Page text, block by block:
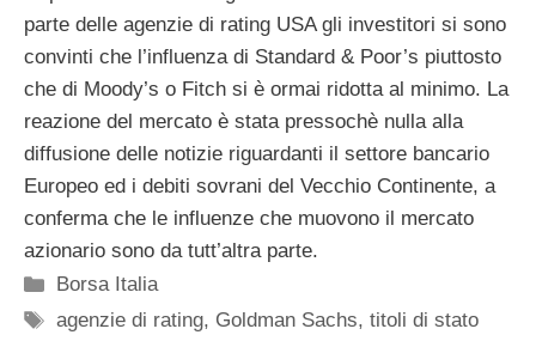
parte delle agenzie di rating USA gli investitori si sono
convinti che l’influenza di Standard & Poor’s piuttosto
che di Moody’s o Fitch si è ormai ridotta al minimo. La
reazione del mercato è stata pressochè nulla alla
diffusione delle notizie riguardanti il settore bancario
Europeo ed i debiti sovrani del Vecchio Continente, a
conferma che le influenze che muovono il mercato
azionario sono da tutt’altra parte.
Categorie
Borsa Italia
Tag
agenzie di rating, Goldman Sachs,titoli di stato